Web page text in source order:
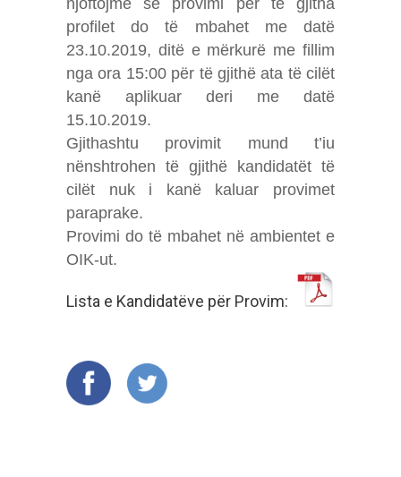
njoftojmë se provimi për të gjitha
profilet do të mbahet me datë
23.10.2019, ditë e mërkurë me fillim
nga ora 15:00 për të gjithë ata të cilët
kanë aplikuar deri me datë
15.10.2019.
Gjithashtu provimit mund t’iu
nënshtrohen të gjithë kandidatët të
cilët nuk i kanë kaluar provimet
paraprake.
Provimi do të mbahet në ambientet e
OIK-ut.
Lista e Kandidatëve për Provim: